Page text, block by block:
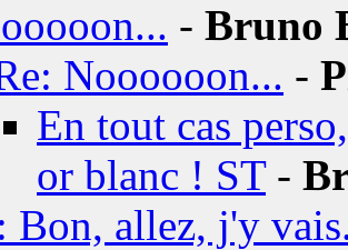
- Bruno
Noooooon... -
En tout cas
or blanc ! ST-
Bon, allez, j'y